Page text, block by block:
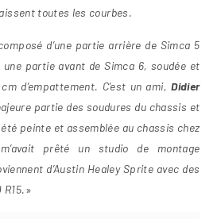
toutes les courbes.
d’une partie arrière de Simca 5
partie avant de Simca 6, soudée et
d’empattement. C’est un ami,Didier
partie des soudures du chassis et
peinte et assemblée au chassis chez
prêté un studio de montage
d’Austin Healey Sprite avec des
»